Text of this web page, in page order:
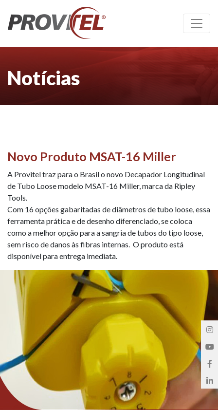
Notícias
Novo Produto MSAT-16 Miller
A Provitel traz para o Brasil o novo Decapador Longitudinal
de Tubo Loose modelo MSAT-16 Miller, marca da Ripley
Tools.
Com 16 opções gabaritadas de diâmetros de tubo loose, essa
ferramenta prática e de desenho diferenciado, se coloca
como a melhor opção para a sangria de tubos do tipo loose,
sem risco de danos às fibras internas. O produto está
disponível para entrega imediata.